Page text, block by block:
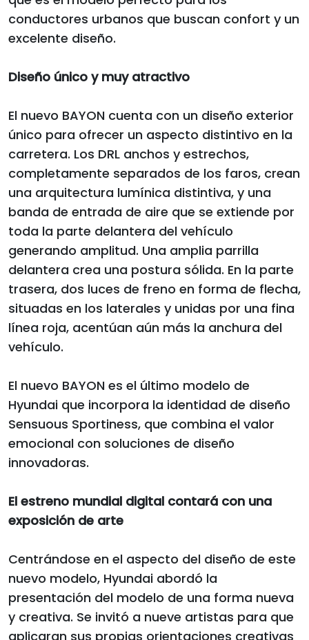
conductores urbanos que buscan confort y un
excelente diseño.
Diseño único y muy atractivo
El nuevo BAYON cuenta con un diseño exterior
único para ofrecer un aspecto distintivo en la
carretera. Los DRL anchos y estrechos,
completamente separados de los faros, crean
una arquitectura lumínica distintiva, y una
banda de entrada de aire que se extiende por
toda la parte delantera del vehículo
generando amplitud. Una amplia parrilla
delantera crea una postura sólida. En la parte
trasera, dos luces de freno en forma de flecha,
situadas en los laterales y unidas por una fina
línea roja, acentúan aún más la anchura del
vehículo.
El nuevo BAYON es el último modelo de
Hyundai que incorpora la identidad de diseño
Sensuous Sportiness, que combina el valor
emocional con soluciones de diseño
innovadoras.
El estreno mundial digital contará con una
exposición de arte
Centrándose en el aspecto del diseño de este
nuevo modelo, Hyundai abordó la
presentación del modelo de una forma nueva
y creativa. Se invitó a nueve artistas para que
aplicaran sus propias orientaciones creativas